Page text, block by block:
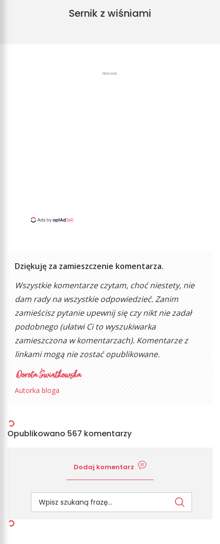
Sernik z wiśniami
REKLAMA
Dziękuję za zamieszczenie komentarza.
Wszystkie komentarze czytam, choć niestety, nie
dam rady na wszystkie odpowiedzieć. Zanim
zamieścisz pytanie upewnij się czy nikt nie zadał
podobnego (ułatwi Ci to wyszukiwarka
zamieszczona w komentarzach). Komentarze z
linkami mogą nie zostać opublikowane.
Autorka bloga
Opublikowano 567 komentarzy
Dodaj komentarz